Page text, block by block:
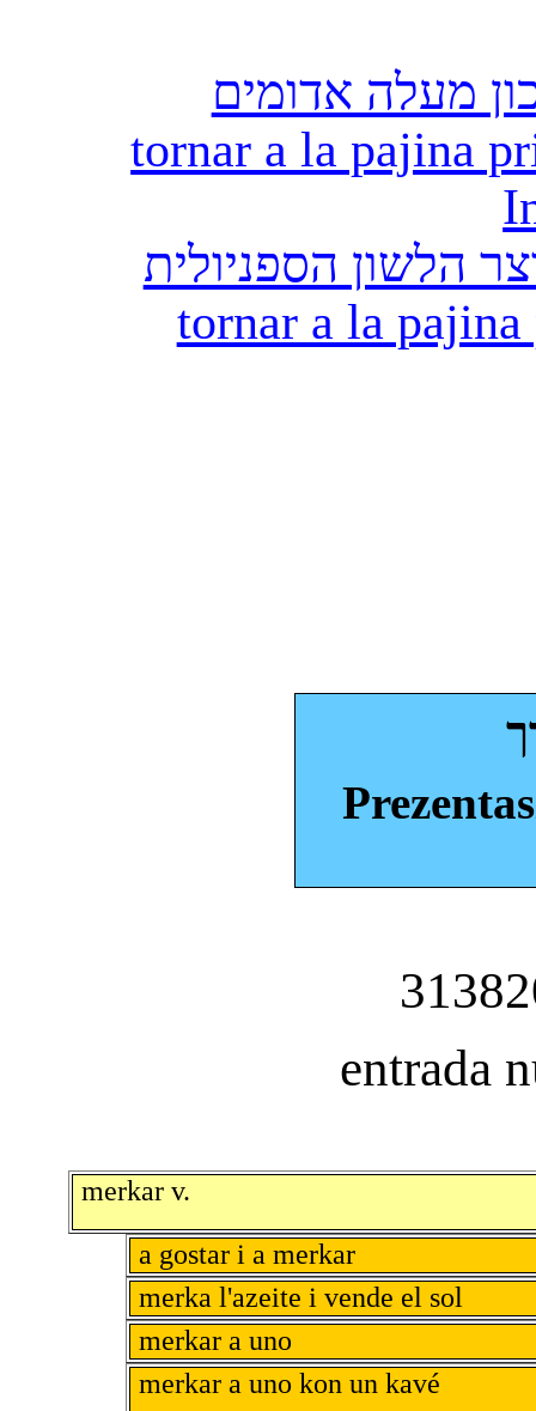
מעלה אדומים
tornar a la pajina
הלשון הספניולית
tornar a la
entrada
merkar v.
a gostar i a merkar
merka l'azeite i vende el sol
merkar a uno
merkar a uno kon un kavé